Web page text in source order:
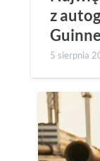
z
5 sierpnia